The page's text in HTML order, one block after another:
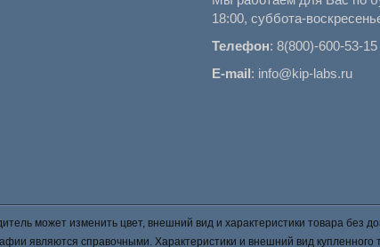
18:00, суббота-
Телефон: 8(800)-600-53-15
E-mail: info@kip-labs.ru
может изменить цвет, внешний вид и характеристики товара без
являются справочными. Характеристики и внешний вид купленного